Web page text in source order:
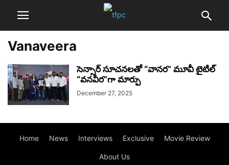
Vanaveera
సెన్సార్ సూచనలతో “వానర” మూవీ టైటిల్
“వనవీర”గా మార్పు
December 27, 2025
Home News Interviews Exclusive Movie Review
About Us